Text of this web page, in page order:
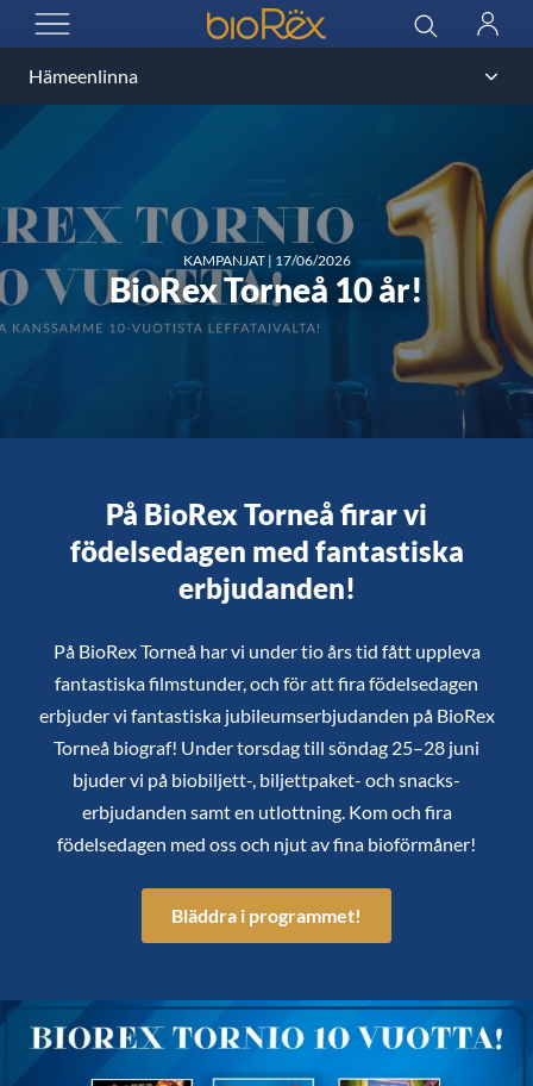
ÖPPNA MENYN
BioRex Cinemas Sök
Logga
KAMPANJAT | 17/06/2026
BioRex Torneå 10 år!
På BioRex Torneå firar vi
födelsedagen med fantastiska
erbjudanden!
På BioRex Torneå har vi under tio års tid fått uppleva
fantastiska filmstunder, och för att fira födelsedagen
erbjuder vi fantastiska jubileumserbjudanden på BioRex
Torneå biograf! Under torsdag till söndag 25–28 juni
bjuder vi på biobiljett-, biljettpaket- och snacks-
erbjudanden samt en utlottning. Kom och fira
födelsedagen med oss och njut av fina bioförmåner!
Bläddra i programmet!